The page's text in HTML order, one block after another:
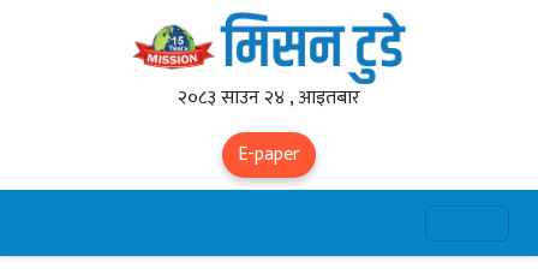
२०८३ साउन २४ , आइतबार
E-paper